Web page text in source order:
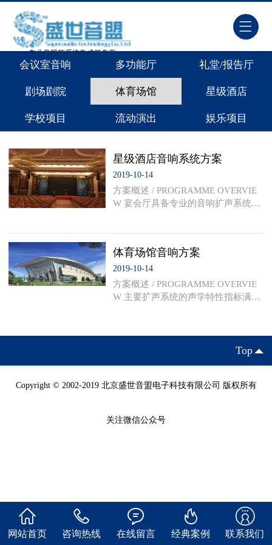
专业音视频系统集成服务商
会议室音响 多功能厅 礼堂/报告厅
剧场剧院 体育场馆 星级酒店
学校项目 流动演出 娱乐项目
星级酒店音响系统方案
2019-10-14
方案概述 / PROGRAMME OVERVIE
W 宴会厅具备专业的音响扩声系统、
大型集会、各类会议、
体育场馆音响方案
2019-10-14
方案概述 / PROGRAMME OVERVIE
W 主要扩声系统的声学特性指标满足
众席最大声压级106dB(紧急状态) 传
Top
Copyright © 2002-2019 北京盛世音盟电子科技有限公司 版权所有
关注微信公众号
网站首页 咨询热线 在线留言 经典案例 联系我们